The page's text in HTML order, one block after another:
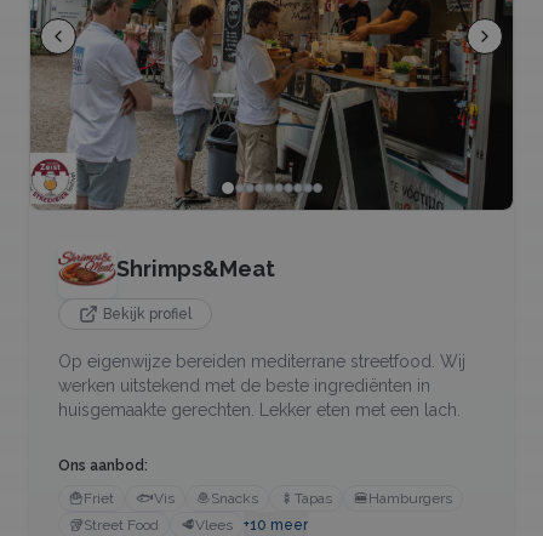
Shrimps&Meat
Bekijk profiel
Op eigenwijze bereiden mediterrane streetfood. Wij
werken uitstekend met de beste ingrediënten in
huisgemaakte gerechten. Lekker eten met een lach.
Ons aanbod:
🍟Friet 🐟Vis 🧆Snacks 🍢 Tapas 🍔Hamburgers
🥡Street Food 🥩Vlees +10 meer